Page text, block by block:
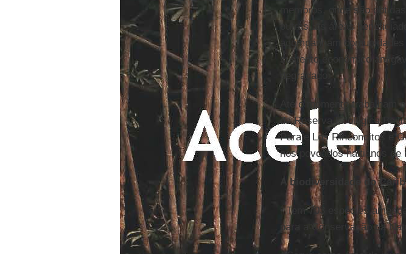
membros, onde são
outras, as áreas
acompanham
sustento econômico
degradado.
Até o momento trabalham
da Reserva Ecológica
Paraje Los Rinconcitos e
nos povoados haitianos de
A biodiversidade do
• Tem 703 espécies
para a Conservação da